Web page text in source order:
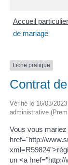
Accueil
de mariage
Fiche pratique
Contrat
Vérifié le 16/03/
administrative
Vous vous
href="http://
un <a